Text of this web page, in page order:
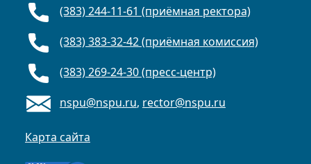
(383) 244-11-61 (приёмная ректора)
(383) 383-32-42 (приёмная комиссия)
(383) 269-24-30 (пресс-центр)
nspu@nspu.ru, rector@nspu.ru
Карта сайта